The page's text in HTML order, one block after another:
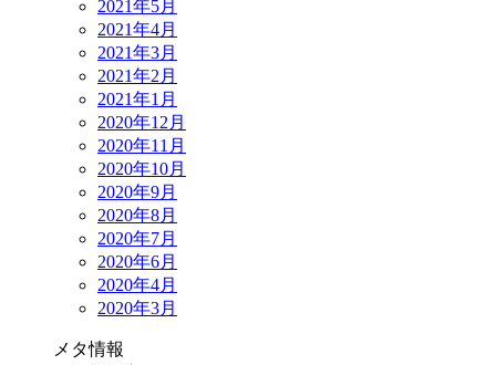
2021年5月
2021年4月
2021年3月
2021年2月
2021年1月
2020年12月
2020年11月
2020年10月
2020年9月
2020年8月
2020年7月
2020年6月
2020年4月
2020年3月
メタ情報